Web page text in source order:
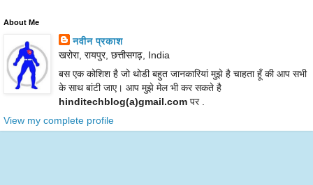
About Me
नवीन प्रकाश
खरोरा, रायपुर, छत्तीसगढ़, India
बस एक कोशिश है जो थोडी बहुत जानकारियां मुझे है चाहता हूँ की आप सभी
के साथ बांटी जाए। आप मुझे मेल भी कर सकते है
hinditechblog(a)gmail.comपर .
View my complete profile